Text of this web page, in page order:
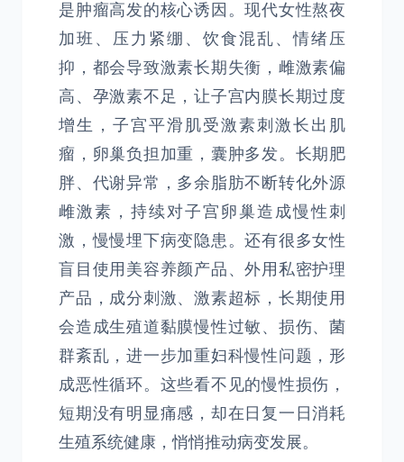
是肿瘤高发的核心诱因。现代女性熬夜
加班、压力紧绷、饮食混乱、情绪压
抑，都会导致激素长期失衡，雌激素偏
高、孕激素不足，让子宫内膜长期过度
增生，子宫平滑肌受激素刺激长出肌
瘤，卵巢负担加重，囊肿多发。长期肥
胖、代谢异常，多余脂肪不断转化外源
雌激素，持续对子宫卵巢造成慢性刺
激，慢慢埋下病变隐患。还有很多女性
盲目使用美容养颜产品、外用私密护理
产品，成分刺激、激素超标，长期使用
会造成生殖道黏膜慢性过敏、损伤、菌
群紊乱，进一步加重妇科慢性问题，形
成恶性循环。这些看不见的慢性损伤，
短期没有明显痛感，却在日复一日消耗
生殖系统健康，悄悄推动病变发展。